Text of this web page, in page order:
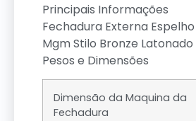
Principais Informações
Fechadura Externa
Mgm Stilo Bronze Latonado
Pesos e Dimensões
Dimensão da Maquina da
Fechadura